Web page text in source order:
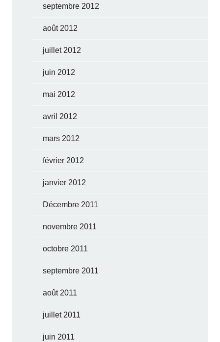
septembre 2012
août 2012
juillet 2012
juin 2012
mai 2012
avril 2012
mars 2012
février 2012
janvier 2012
Décembre 2011
novembre 2011
octobre 2011
septembre 2011
août 2011
juillet 2011
juin 2011